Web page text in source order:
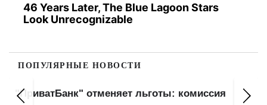
46 Years Later, The Blue Lagoon Stars
Look Unrecognizable
ПОПУЛЯРНЫЕ НОВОСТИ
"ПриватБанк" отменяет льготы: комиссия